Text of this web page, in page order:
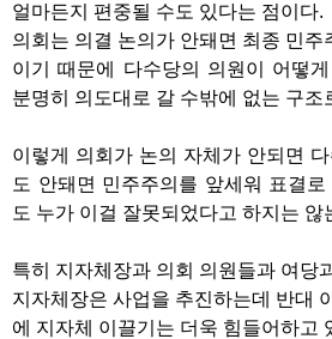
얼마든지 편중될 수도 있다는 점이다.
의회는 의결 논의가 안돼면 최종 민주
이기 때문에 다수당의 의원이 어떻
분명히 의도대로 갈 수밖에 없는 구조
이렇게 의회가 논의 자체가 안되면
도 안돼면 민주주의를 앞세워 표결
도 누가 이걸 잘못되었다고 하지는 않
특히 지자체장과 의회 의원들과 여당
지자체장은 사업을 추진하는데 반대
에 지자체 이끌기는 더욱 힘들어하고